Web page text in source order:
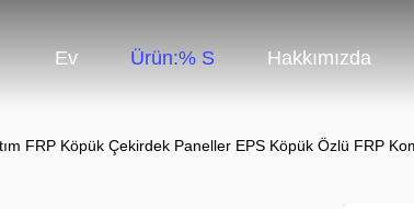
Ev Ürün:% S Hakkımızda
FRP Köpük Çekirdek Paneller EPS Köpük Özlü FRP